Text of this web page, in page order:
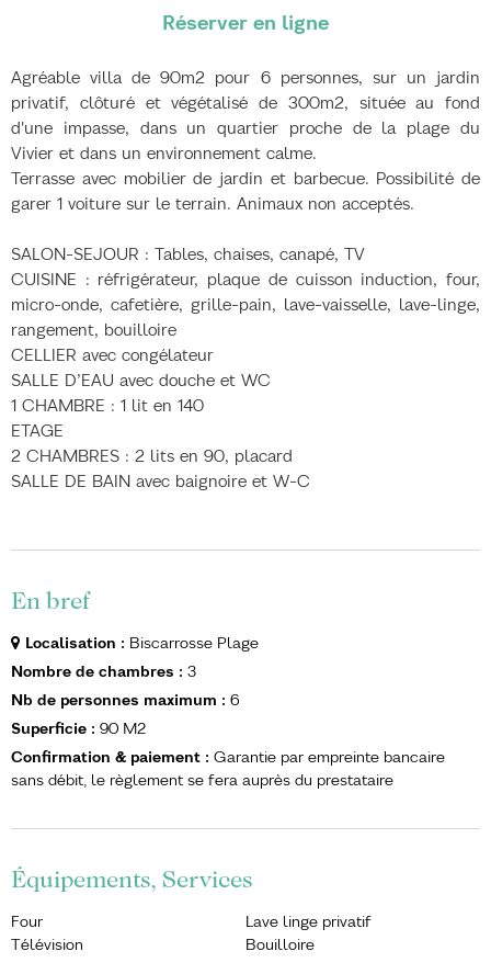
Agréable villa de 90m2 pour 6 personnes, sur un jardin
privatif, clôturé et végétalisé de 300m2, située au fond
d'une impasse, dans un quartier proche de la plage du
Vivier et dans un environnement calme.
Terrasse avec mobilier de jardin et barbecue. Possibilité de
garer 1 voiture sur le terrain. Animaux non acceptés.
SALON-SEJOUR : Tables, chaises, canapé, TV
CUISINE : réfrigérateur, plaque de cuisson induction, four,
micro-onde, cafetière, grille-pain, lave-vaisselle, lave-linge,
rangement, bouilloire
CELLIER avec congélateur
SALLE D’EAU avec douche et WC
1 CHAMBRE : 1 lit en 140
ETAGE
2 CHAMBRES : 2 lits en 90, placard
SALLE DE BAIN avec baignoire et W-C
En bref
Localisation : Biscarrosse Plage
Nombre de chambres : 3
Nb de personnes maximum : 6
Superficie : 90 M2
Confirmation & paiement : Garantie par empreinte bancaire
sans débit, le règlement se fera auprès du prestataire
Équipements, Services
Four
Lave linge privatif
Télévision
Bouilloire